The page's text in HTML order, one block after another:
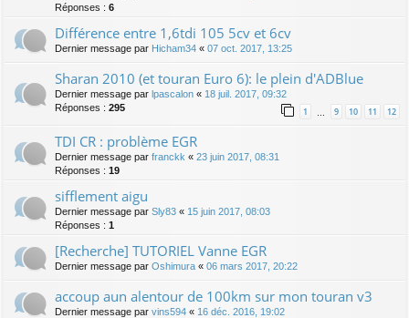
Réponses : 6
Différence entre 1,6tdi 105 5cv et 6cv
Dernier message par Hicham34 « 07 oct. 2017, 13:25
Sharan 2010 (et touran Euro 6): le plein d'ADBlue
Dernier message par lpascalon « 18 juil. 2017, 09:32
Réponses : 295 1 9 10 11 12
TDI CR : problème EGR
Dernier message par franckk « 23 juin 2017, 08:31
Réponses : 19
sifflement aigu
Dernier message par Sly83 « 15 juin 2017, 08:03
Réponses : 1
[Recherche] TUTORIEL Vanne EGR
Dernier message par Oshimura « 06 mars 2017, 20:22
accoup aun alentour de 100km sur mon touran v3
Dernier message par vins594 « 16 déc. 2016, 19:02